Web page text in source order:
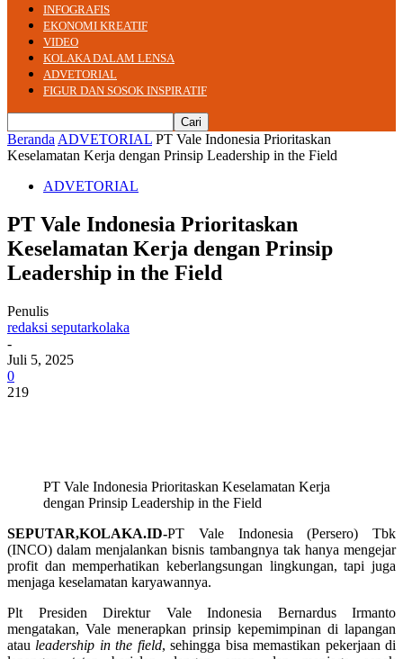
INFOGRAFIS
EKONOMI KREATIF
VIDEO
KOLAKA DALAM LENSA
ADVETORIAL
FIGUR DAN SOSOK INSPIRATIF
Beranda ADVETORIAL PT Vale Indonesia Prioritaskan
Keselamatan Kerja dengan Prinsip Leadership in the Field
ADVETORIAL
PT Vale Indonesia Prioritaskan
Keselamatan Kerja dengan Prinsip
Leadership in the Field
Penulis
redaksi seputarkolaka
-
Juli 5, 2025
0
219
PT Vale Indonesia Prioritaskan Keselamatan Kerja
dengan Prinsip Leadership in the Field
SEPUTAR,KOLAKA.ID-PT Vale Indonesia (Persero) Tbk
(INCO) dalam menjalankan bisnis tambangnya tak hanya mengejar
profit dan memperhatikan keberlangsungan lingkungan, tapi juga
menjaga keselamatan karyawannya.
Plt Presiden Direktur Vale Indonesia Bernardus Irmanto
mengatakan, Vale menerapkan prinsip kepemimpinan di lapangan
atau leadership in the field, sehingga bisa memastikan pekerjaan di